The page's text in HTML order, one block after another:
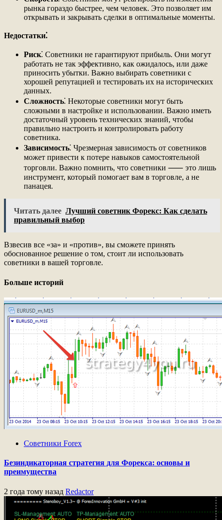
рынка гораздо быстрее, чем человек. Это позволяет им
открывать и закрывать сделки в оптимальные моменты.
Недостатки⁚
Риск⁚ Советники не гарантируют прибыль. Они могут
работать не так эффективно, как ожидалось, или даже
приносить убытки. Важно выбирать советники с
хорошей репутацией и тестировать их на исторических
данных.
Сложность⁚ Некоторые советники могут быть
сложными в настройке и использовании. Важно иметь
достаточный уровень технических знаний, чтобы
правильно настроить и контролировать работу
советника.
Зависимость⁚ Чрезмерная зависимость от советников
может привести к потере навыков самостоятельной
торговли. Важно помнить, что советники ⸺ это лишь
инструмент, который помогает вам в торговле, а не
панацея.
Читать далее Лучший советник Форекс: Как сделать
правильный выбор
Взвесив все «за» и «против», вы сможете принять
обоснованное решение о том, стоит ли использовать
советники в вашей торговле.
Больше историй
Советники Forex
Безиндикаторная стратегия для Форекса: основы и
преимущества
2 года тому назад Redactor